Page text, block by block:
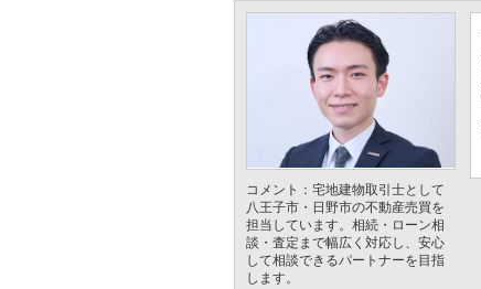
コメント：宅地建物取引士として
八王子市・日野市の不動産売買を
担当しています。相続・ローン相
談・査定まで幅広く対応し、安心
して相談できるパートナーを目指
します。